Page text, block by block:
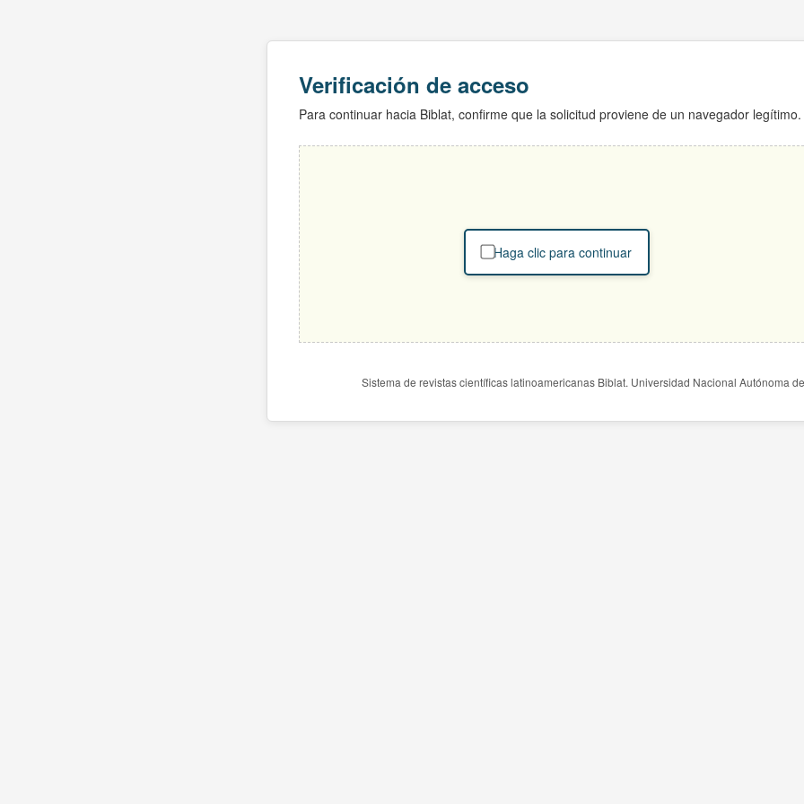
Verificación de acceso
Para continuar hacia Biblat, confirme que la solicitud proviene de un navegador legítimo.
Haga clic para continuar
Sistema de revistas científicas latinoamericanas Biblat. Universidad Nacional Autónoma